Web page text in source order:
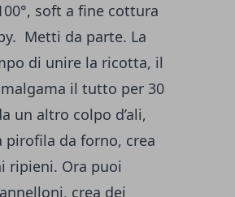
soft a fine cottura
Metti da parte. La
di unire la ricotta, il
il tutto per 30
un altro colpo d’ali,
pirofila da forno, crea
ripieni. Ora puoi
crea dei